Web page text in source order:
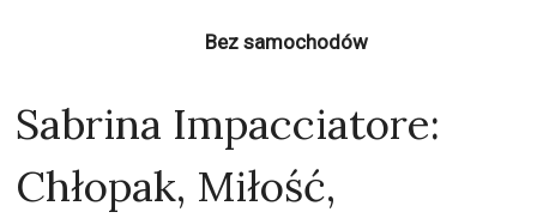
Bez samochodów
Sabrina Impacciatore:
Chłopak, Miłość,